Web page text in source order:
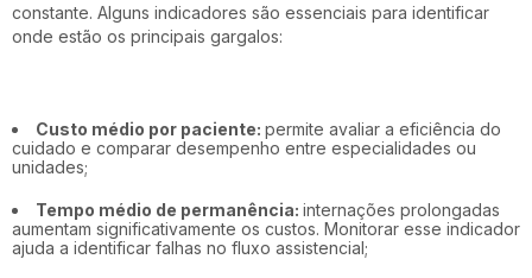
constante. Alguns indicadores são essenciais para identificar
onde estão os principais gargalos:
Custo médio por paciente: permite avaliar a eficiência do
cuidado e comparar desempenho entre especialidades ou
unidades;
Tempo médio de permanência: internações prolongadas
aumentam significativamente os custos. Monitorar esse indicador
ajuda a identificar falhas no fluxo assistencial;